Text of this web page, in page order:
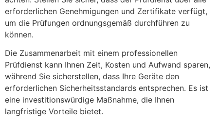
erforderlichen Genehmigungen und Zertifikate verfügt,
um die Prüfungen ordnungsgemäß durchführen zu
können.
Die Zusammenarbeit mit einem professionellen
Prüfdienst kann Ihnen Zeit, Kosten und Aufwand sparen,
während Sie sicherstellen, dass Ihre Geräte den
erforderlichen Sicherheitsstandards entsprechen. Es ist
eine investitionswürdige Maßnahme, die Ihnen
langfristige Vorteile bietet.